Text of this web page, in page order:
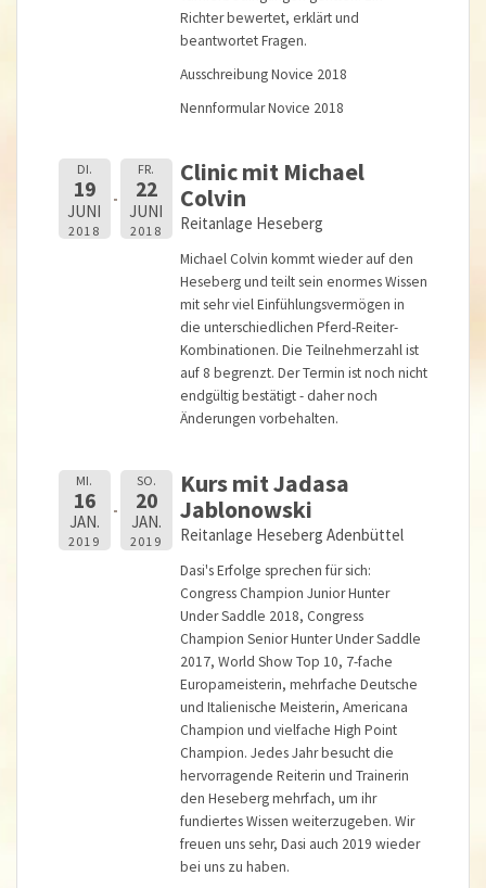
Richter bewertet, erklärt und
beantwortet Fragen.
Ausschreibung Novice 2018
Nennformular Novice 2018
DI.
19
JUNI
2018
FR.
22
JUNI
2018
Clinic mit Michael
Colvin
Reitanlage Heseberg
Michael Colvin kommt wieder auf den
Heseberg und teilt sein enormes Wissen
mit sehr viel Einfühlungsvermögen in
die unterschiedlichen Pferd-Reiter-
Kombinationen. Die Teilnehmerzahl ist
auf 8 begrenzt. Der Termin ist noch nicht
endgültig bestätigt - daher noch
Änderungen vorbehalten.
MI.
16
JAN.
2019
SO.
20
JAN.
2019
Kurs mit Jadasa
Jablonowski
Reitanlage Heseberg Adenbüttel
Dasi's Erfolge sprechen für sich:
Congress Champion Junior Hunter
Under Saddle 2018, Congress
Champion Senior Hunter Under Saddle
2017, World Show Top 10, 7-fache
Europameisterin, mehrfache Deutsche
und Italienische Meisterin, Americana
Champion und vielfache High Point
Champion. Jedes Jahr besucht die
hervorragende Reiterin und Trainerin
den Heseberg mehrfach, um ihr
fundiertes Wissen weiterzugeben. Wir
freuen uns sehr, Dasi auch 2019 wieder
bei uns zu haben.